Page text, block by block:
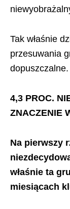
Tak właśnie
przesuwania
dopuszczalne.
4,3 PROC.
ZNACZENIE
Na pierwszy
właśnie ta
miesiącach